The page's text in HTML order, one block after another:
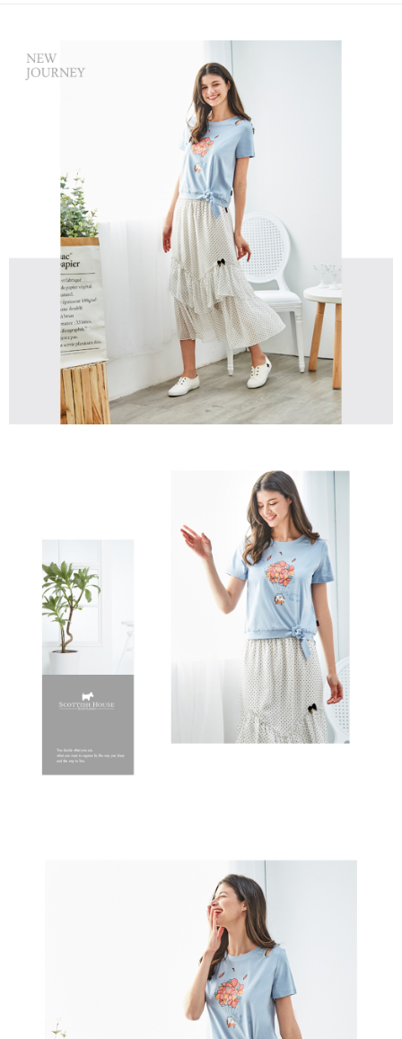
4.訂單成立30分鐘內，如未前往確認交易或遇審核未通過，訂單將自動取
消。如遇「轉專審核」未通過狀況，表示未達大哥付你分期系統評分，恕無
法說明評估內容。
1.分期款項不併入電信帳單，「大哥付你分期」於每月結算日後寄送繳費提
2.透過簡訊連結打開帳單後，可選擇「超商條碼／台灣大直營門市／銀行轉
帳／街口支付／iPASS MONEY」等通路繳費。
【注意事項】
1.本服務係由「台灣大哥大股份有限公司」（以下簡稱本公司）所提供，讓
用戶於交易時，得透過本服務購買商品或服務，並由商店將買賣／分期付款
買賣價金債權讓與本公司後，依約使用本公司帳單繳交帳款。
2.基於同意付款使用「大哥付你分期」之契約關係目的，商店將以您的個人
資料（包含姓名、電話或地址）提供予台灣大哥大進項蒐集、處理及利用，
由本公司與您本人進行分期帳單所需資料之確認、核對及更正。
3.完整用戶服務條款，請詳閱以下連結：https://oppay.tw/userRule
２．便利：只要手機號碼，簡訊認證，即可結帳。
３．安心：先確認商品／服務後，再付款。
１．於結帳方式選擇「AFTEE先享後付」後，將跳轉至「AFTEE先享後付」
結帳頁面，進行簡訊認證並確認金額後，即可完成結帳。
２．訂單成立數日內，您將收到繳費通知簡訊。
３．收到繳費通知簡訊後14天內，點擊此簡訊中的連結，可透過四大超商／
ATM／網路銀行／等多元方式進行付款，方視為交易完成。
※ 請注意：結帳手續完成當下不需立刻繳費，但若您需要取消訂單，請聯絡
購買商品的店家。未經商家同意取消之訂單仍視為有效，需透過AFTEE先享
後付繳納相關費用。
※ 交易是否成功請以「AFTEE先享後付 」之結帳頁面顯示為準，若有關於
是否繳費成功／繳費後需取消欲退款等相關疑問，請聯繫「AFTEE先享後付
客戶支援中心」
https://netprotections.freshdesk.com/support/home
【注意事項】
１．透過由恩沛科技股份有限公司提供之「AFTEE先享後付」服務完成之交
易，需依本服務之必要範圍內提供個人資料，並將交易相關給付款項請求債
權轉讓予恩沛科技股份有限公司。
２．關於個人資料處理事宜，請瀏覽以下網址：
https://aftee.tw/terms/#terms3
３．未成年的使用者請事先徵得法定代理人或監護人之同意方可使用
４．使用「AFTEE先享後付」時，將依據個別帳號之用戶狀況，依本公司即
時審查核予不同之上限額度；若仍有額度不足之情形，本公司將視審查結果
５．嚴禁一人註冊多個帳號或使用他人資訊註冊。若發現惡意使用之情形，
恩沛科技股份有限公司將有權停止該用戶之使用額度並採取法律行動。
運送方式
萊爾富取貨付款
付款後萊爾富取貨
7-11取貨付款
付款後7-11取貨